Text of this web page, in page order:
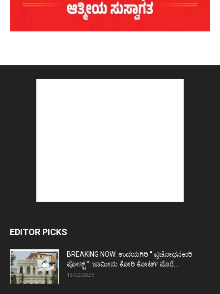
EDITOR PICKS
BREAKING NOW: ಉದಯಗಿರಿ “ ಪ್ರಚೋಧನಕಾರಿ
ಪೋಸ್ಟ್‌ “: ಜಾಮೀನು ಕೋರಿ ಕೋರ್ಟ್‌ ಮೊರೆ...
13/02/2025